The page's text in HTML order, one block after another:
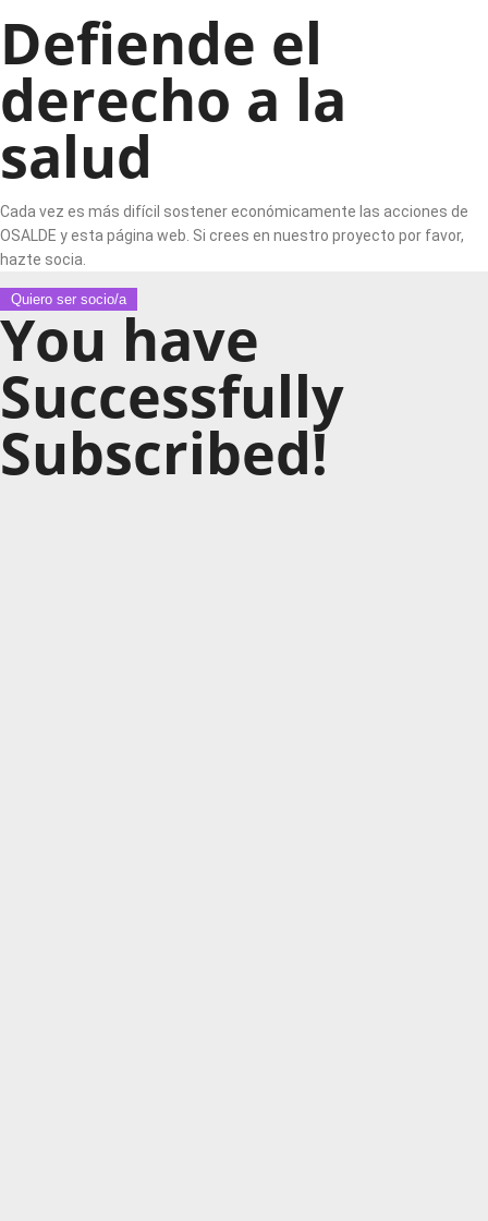
Defiende el
derecho a la
salud
Cada vez es más difícil sostener económicamente las acciones de
OSALDE y esta página web. Si crees en nuestro proyecto por favor,
hazte socia.
Quiero ser socio/a
You have
Successfully
Subscribed!